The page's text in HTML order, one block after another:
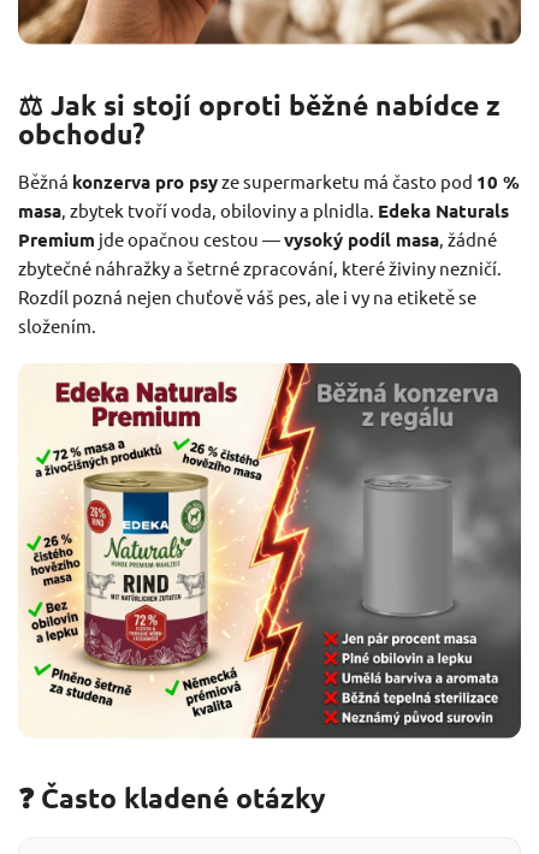
⚖️ Jak si stojí oproti běžné nabídce z
obchodu?
Běžná konzerva pro psyze supermarketu má často pod 10 %
masa , zbytek tvoří voda, obiloviny a plnidla. Edeka Naturals
Premium jde opačnou cestou —vysoký podíl masa , žádné
zbytečné náhražky a šetrné zpracování, které živiny nezničí.
Rozdíl pozná nejen chuťově váš pes, ale i vy na etiketě se
složením.
❓ Často kladené otázky